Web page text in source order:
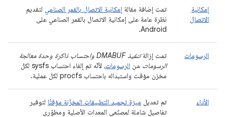
إمكانية
الاتصال
تمت إضافة مقالة إمكانية الاتصال بالقمر الصناعي لتقديم
نظرة عامة على إمكانية الاتصال بالقمر الصناعي على
Android.
الرسومات تمت إزالة
تنفيذ DMABUF واحتساب ذاكرة وحدة معالجة
الرسومات من الرسومات
، لأنّه تم إلغاء احتساب sysfs لكل
مخزن مؤقت واستبداله باحتساب procfs لكل عملية.
الأداء تم تعديل ميزة تجميد التطبيقات المخزّنة مؤقتًا لتوفير
تفاصيل شاملة لمصنّعي المعدات الأصلية ومطوّري